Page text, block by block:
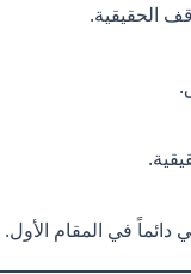
الحقيقية.
دائماً في المقام الأول.